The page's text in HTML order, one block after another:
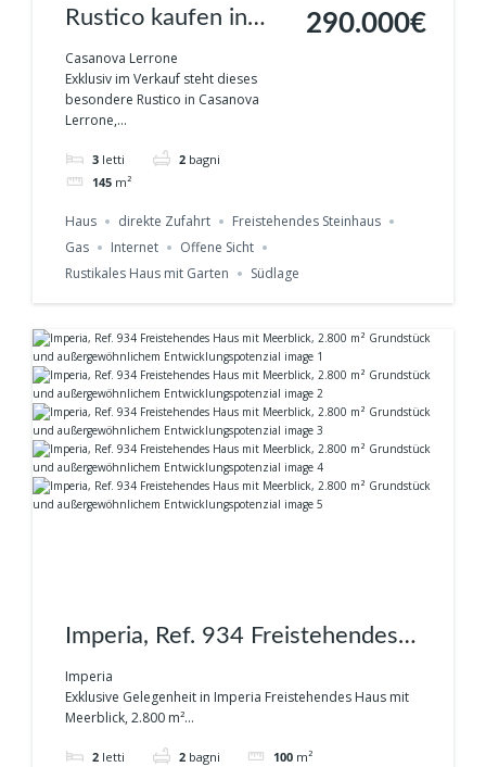
Rustico kaufen in
Ligurien –
einzigartiges
Naturanwesen in
Casanova Lerrone mit
Privatsphäre Ref. 935
Casanova Lerrone
Exklusiv im Verkauf steht dieses
besondere Rustico in Casanova
Lerrone,...
3 letti 2 bagni
145 m²
290.000€
Haus direkte Zufahrt
Freistehendes Steinhaus
Gas
Internet
Offene Sicht
Rustikales Haus mit Garten
Südlage
Imperia, Ref. 934 Freistehendes
Haus mit Meerblick, 2.800 m²
Grundstück und
außergewöhnlichem
Imperia
Exklusive Gelegenheit in Imperia Freistehendes Haus mit
Meerblick, 2.800 m²...
2 letti 2 bagni 100 m²